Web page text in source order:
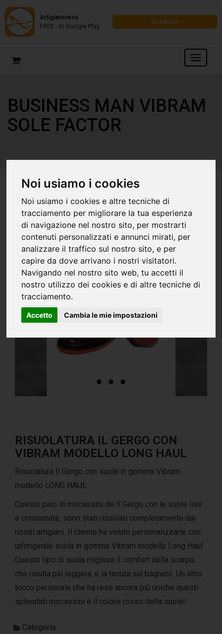
Noi usiamo i cookies
Noi usiamo i cookies e altre tecniche di
tracciamento per migliorare la tua esperienza
di navigazione nel nostro sito, per mostrarti
contenuti personalizzati e annunci mirati, per
analizzare il traffico sul nostro sito, e per
capire da dove arrivano i nostri visitatori.
Navigando nel nostro sito web, tu accetti il
nostro utilizzo dei cookies e di altre tecniche di
tracciamento.
Accetto Cambia le mie impostazioni
Artigianoteca
FREE - In Google Play
SCARICA
BUSINESS MAN VIBRAM
SOLE FACTOR
RISUOLATURA IL GERGO CON
VIBRAM MODELLO LONG HAUL
Risuolatura Il Gergo con suole in gomma Vibram
modello LONG HAUL
Questo paio di mocassini de Il Gergo con le suole lise
e consumate, sono stati risuolati completamente dai
nostri artigiani. Il cliente ha voluto personalizzarle con
un’originale suola in gomma Vibram modello Long Haul.
Questo tipo di suola migliora il comfort della scarpa,
che risulta più leggera, e la tenuta sul bagnato. Un altro
tocco personale che ha reso ancora più uniche questi
splendidi mocassini è il colore rosso della suola!
Categoria